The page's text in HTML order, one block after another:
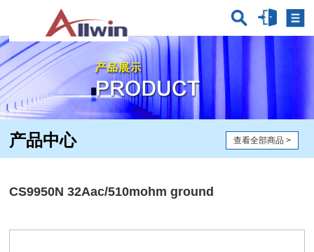
产品中心 查看全部商品 >
CS9950N 32Aac/510mohm ground